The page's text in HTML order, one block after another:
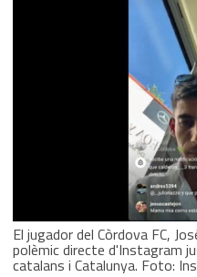
El jugador del Còrdova FC,
polèmic directe d'Instagram
catalans i Catalunya. Foto: